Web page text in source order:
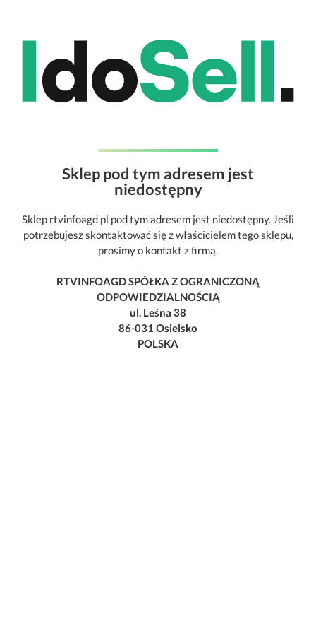
Sklep pod tym adresem jest
niedostępny
Sklep rtvinfoagd.pl pod tym adresem jest niedostępny. Jeśli
potrzebujesz skontaktować się z właścicielem tego sklepu,
prosimy o kontakt z firmą.
RTVINFOAGD SPÓŁKA Z OGRANICZONĄ
ODPOWIEDZIALNOŚCIĄ
ul. Leśna 38
86-031 Osielsko
POLSKA